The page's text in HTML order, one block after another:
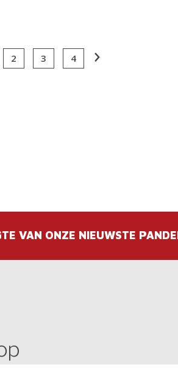
2 3 4
VAN ONZE NIEUWSTE